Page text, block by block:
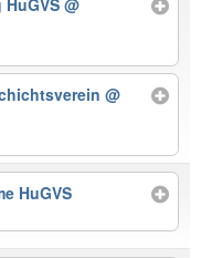
@
HuGVS